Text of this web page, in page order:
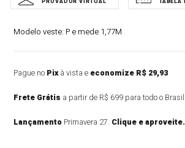
Modelo veste: P e mede 1,77M
Pague no Pixà vista e economize R$ 29,93
Frete Grátis a partir de R$ 699 para todo o Brasil
Lançamento Primavera 27. Clique e aproveite.